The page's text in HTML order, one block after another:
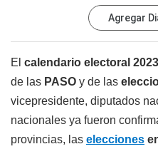
Agregar
El calendario electoral 2023
de las PASO y de las
vicepresidente, diputados
nacionales ya fueron
provincias, las elecciones